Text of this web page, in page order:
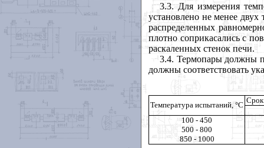
3.3. Для измерения
установлено не менее
распределенных
плотно соприкасались с
раскаленных стенок печи.
3.4. Термопары должны
должны соответствовать
Температура испытаний, °С
Срок
100 - 450
500 - 800
850 - 1000